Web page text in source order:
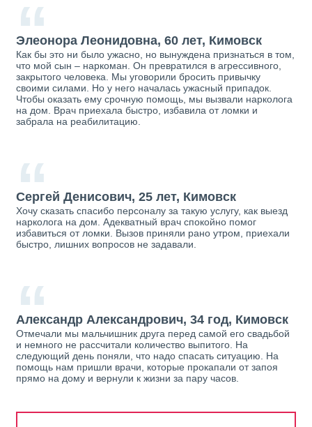
“
Элеонора Леонидовна, 60 лет, Кимовск
Как бы это ни было ужасно, но вынуждена признаться в том,
что мой сын – наркоман. Он превратился в агрессивного,
закрытого человека. Мы уговорили бросить привычку
своими силами. Но у него началась ужасный припадок.
Чтобы оказать ему срочную помощь, мы вызвали нарколога
на дом. Врач приехала быстро, избавила от ломки и
забрала на реабилитацию.
“
Сергей Денисович, 25 лет, Кимовск
Хочу сказать спасибо персоналу за такую услугу, как выезд
нарколога на дом. Адекватный врач спокойно помог
избавиться от ломки. Вызов приняли рано утром, приехали
быстро, лишних вопросов не задавали.
“
Александр Александрович, 34 год, Кимовск
Отмечали мы мальчишник друга перед самой его свадьбой
и немного не рассчитали количество выпитого. На
следующий день поняли, что надо спасать ситуацию. На
помощь нам пришли врачи, которые прокапали от запоя
прямо на дому и вернули к жизни за пару часов.